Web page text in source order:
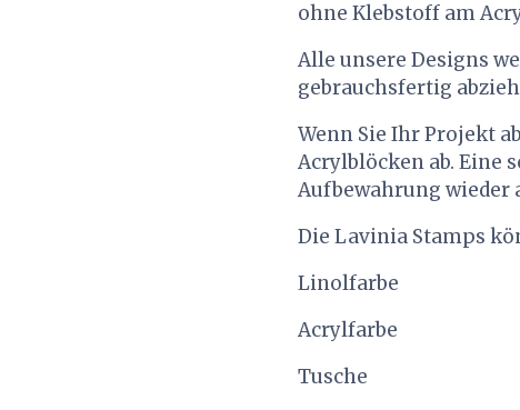
ohne Klebstoff am
Alle unsere Designs
gebrauchsfertig
Wenn Sie Ihr Projekt
Acrylblöcken ab. Eine
Aufbewahrung wieder
Die Lavinia Stamps
Linolfarbe
Acrylfarbe
Tusche